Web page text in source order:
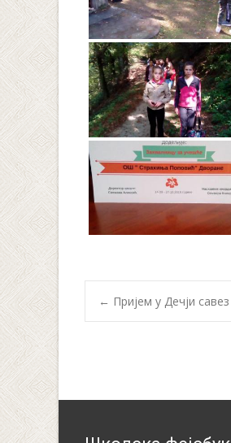
Post
← Пријем у Дечји савез